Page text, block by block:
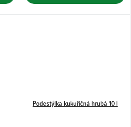
Podestýlka kukuřičná hrubá 10 l